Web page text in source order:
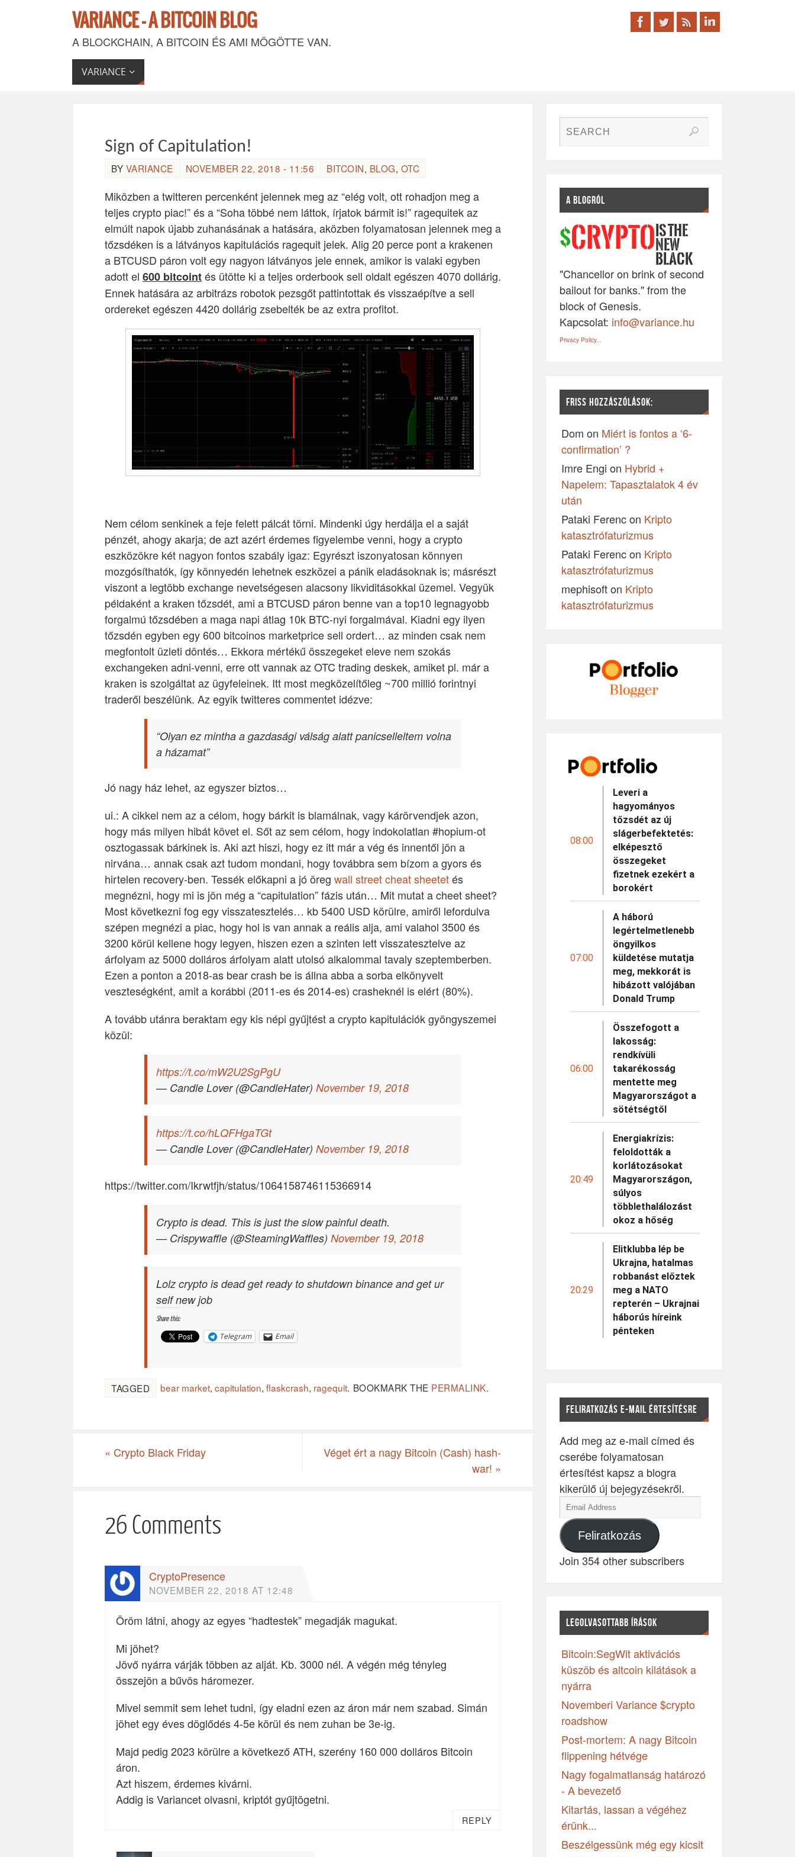
VARIANCE - A BITCOIN BLOG
A BLOCKCHAIN, A BITCOIN ÉS AMI MÖGÖTTE VAN.
VARIANCE
Sign of Capitulation!
BY VARIANCE NOVEMBER 22, 2018 - 11:56 BITCOIN, BLOG, OTC
Miközben a twitteren percenként jelennek meg az “elég volt, ott rohadjon meg a
teljes crypto piac!” és a “Soha többé nem láttok, írjatok bármit is!” ragequitek az
elmúlt napok újabb zuhanásának a hatására, aközben folyamatosan jelennek meg a
tőzsdéken is a látványos kapitulációs ragequit jelek. Alig 20 perce pont a krakenen
a BTCUSD páron volt egy nagyon látványos jele ennek, amikor is valaki egyben
adott el 600 bitcointés ütötte ki a teljes orderbook sell oldalt egészen 4070 dollárig.
Ennek hatására az arbitrázs robotok pezsgőt pattintottak és visszaépítve a sell
ordereket egészen 4420 dollárig zsebelték be az extra profitot.
Nem célom senkinek a feje felett pálcát törni. Mindenki úgy herdálja el a saját
pénzét, ahogy akarja; de azt azért érdemes figyelembe venni, hogy a crypto
eszközökre két nagyon fontos szabály igaz: Egyrészt iszonyatosan könnyen
mozgósíthatók, így könnyedén lehetnek eszközei a pánik eladásoknak is; másrészt
viszont a legtöbb exchange nevetségesen alacsony likviditásokkal üzemel. Vegyük
példaként a kraken tőzsdét, ami a BTCUSD páron benne van a top10 legnagyobb
forgalmú tőzsdében a maga napi átlag 10k BTC-nyi forgalmával. Kiadni egy ilyen
tőzsdén egyben egy 600 bitcoinos marketprice sell ordert… az minden csak nem
megfontolt üzleti döntés… Ekkora mértékű összegeket eleve nem szokás
exchangeken adni-venni, erre ott vannak az OTC trading deskek, amiket pl. már a
kraken is szolgáltat az ügyfeleinek. Itt most megközelítőleg ~700 millió forintnyi
traderől beszélünk. Az egyik twitteres commentet idézve:
“Olyan ez mintha a gazdasági válság alatt panicselleltem volna
a házamat”
Jó nagy ház lehet, az egyszer biztos…
ui.: A cikkel nem az a célom, hogy bárkit is blamálnak, vagy kárörvendjek azon,
hogy más milyen hibát követ el. Sőt az sem célom, hogy indokolatlan #hopium-ot
osztogassak bárkinek is. Aki azt hiszi, hogy ez itt már a vég és innentől jön a
nirvána… annak csak azt tudom mondani, hogy továbbra sem bízom a gyors és
hirtelen recovery-ben. Tessék előkapni a jó öreg wall street cheat sheetetés
megnézni, hogy mi is jön még a “capitulation” fázis után… Mit mutat a cheet sheet?
Most következni fog egy visszatesztelés… kb 5400 USD körülre, amiről lefordulva
szépen megnézi a piac, hogy hol is van annak a reális alja, ami valahol 3500 és
3200 körül kellene hogy legyen, hiszen ezen a szinten lett visszatesztelve az
árfolyam az 5000 dolláros árfolyam alatt utolsó alkalommal tavaly szeptemberben.
Ezen a ponton a 2018-as bear crash be is állna abba a sorba elkönyvelt
veszteségként, amit a korábbi (2011-es és 2014-es) crasheknél is elért (80%).
A tovább utánra beraktam egy kis népi gyűjtést a crypto kapitulációk gyöngyszemei
közül:
https://t.co/mW2U2SgPgU
— Candle Lover (@CandleHater) November 19, 2018
https://t.co/hLQFHgaTGt
— Candle Lover (@CandleHater) November 19, 2018
https://twitter.com/Ikrwtfjh/status/1064158746115366914
Crypto is dead. This is just the slow painful death.
— Crispywaffle (@SteamingWaffles) November 19, 2018
Lolz crypto is dead get ready to shutdown binance and get ur
self new job
Share this:
Telegram Email
TAGGED bear market, capitulation, flaskcrash, ragequit. BOOKMARK THE PERMALINK.
« Crypto Black Friday
Véget ért a nagy Bitcoin (Cash) hash-
war! »
26 Comments
CryptoPresence
NOVEMBER 22, 2018 AT 12:48
Öröm látni, ahogy az egyes “hadtestek” megadják magukat.
Mi jöhet?
Jövő nyárra várják többen az alját. Kb. 3000 nél. A végén még tényleg
összejön a bűvös háromezer.
Mivel semmit sem lehet tudni, így eladni ezen az áron már nem szabad. Simán
jöhet egy éves döglődés 4-5e körül és nem zuhan be 3e-ig.
Majd pedig 2023 körülre a következő ATH, szerény 160 000 dolláros Bitcoin
áron.
Azt hiszem, érdemes kivárni.
Addig is Variancet olvasni, kriptót gyűjtögetni.
REPLY
A BLOGRÓL
$CRYPTO IS THE
NEW
BLACK
"Chancellor on brink of second
bailout for banks." from the
block of Genesis.
Kapcsolat: info@variance.hu
Privacy Policy...
FRISS HOZZÁSZÓLÁSOK:
Dom on Miért is fontos a ‘6-
confirmation’ ?
Imre Engi on Hybrid +
Napelem: Tapasztalatok 4 év
után
Pataki Ferencon Kripto
katasztrófaturizmus
Pataki Ferencon Kripto
katasztrófaturizmus
mephisofton Kripto
katasztrófaturizmus
08:00
Leveri a
hagyományos
tőzsdét az új
slágerbefektetés:
elképesztő
összegeket
fizetnek ezekért a
borokért
07:00
A háború
legértelmetlenebb
öngyilkos
küldetése mutatja
meg, mekkorát is
hibázott valójában
Donald Trump
06:00
Összefogott a
lakosság:
rendkívüli
takarékosság
mentette meg
Magyarországot a
sötétségtől
20:49
Energiakrízis:
feloldották a
korlátozásokat
Magyarországon,
súlyos
többlethalálozást
okoz a hőség
20:29
Elitklubba lép be
Ukrajna, hatalmas
robbanást előztek
meg a NATO
repterén – Ukrajnai
háborús híreink
pénteken
FELIRATKOZÁS E-MAIL ÉRTESÍTÉSRE
Add meg az e-mail címed és
cserébe folyamatosan
értesítést kapsz a blogra
kikerülő új bejegyzésekről.
Feliratkozás
Join 354 other subscribers
LEGOLVASOTTABB ÍRÁSOK
Bitcoin:SegWit aktivációs
küszöb és altcoin kilátások a
nyárra
Novemberi Variance $crypto
roadshow
Post-mortem: A nagy Bitcoin
flippening hétvége
Nagy fogalmatlanság határozó
- A bevezető
Kitartás, lassan a végéhez
érünk...
Beszélgessünk még egy kicsit